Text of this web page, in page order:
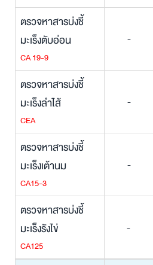
ตรวจหาสารบ่งชี้
มะเร็งตับอ่อน
CA 19-9
-
ตรวจหาสารบ่งชี้
มะเร็งลำไส้
CEA
-
ตรวจหาสารบ่งชี้
มะเร็งเต้านม
CA15-3
-
ตรวจหาสารบ่งชี้
มะเร็งรังไข่
CA125
-